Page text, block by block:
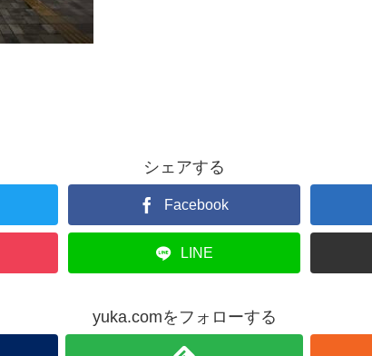
シェアする
Facebook
LINE
yuka.comをフォローする